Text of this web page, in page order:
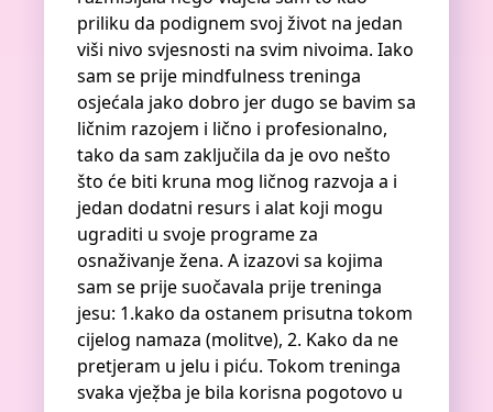
priliku da podignem svoj život na jedan
viši nivo svjesnosti na svim nivoima. Iako
sam se prije mindfulness treninga
osjećala jako dobro jer dugo se bavim sa
ličnim razojem i lično i profesionalno,
tako da sam zaključila da je ovo nešto
što će biti kruna mog ličnog razvoja a i
jedan dodatni resurs i alat koji mogu
ugraditi u svoje programe za
osnaživanje žena. A izazovi sa kojima
sam se prije suočavala prije treninga
jesu: 1.kako da ostanem prisutna tokom
cijelog namaza (molitve), 2. Kako da ne
pretjeram u jelu i piću. Tokom treninga
svaka vjeẓ̌ba je bila korisna pogotovo u